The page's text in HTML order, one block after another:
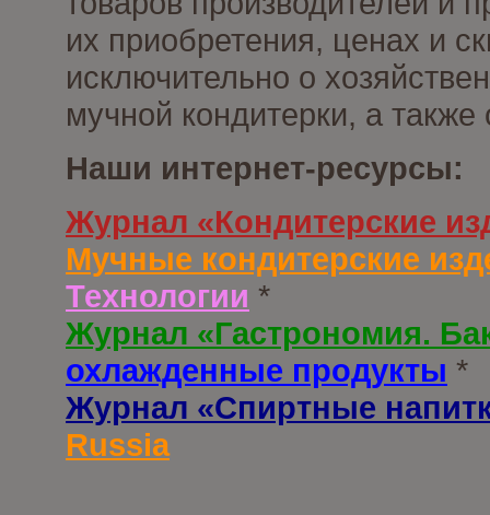
их приобретения, ценах и
исключительно о
мучной кондитерки, а
Наши интернет-ресурсы:
Журнал «Кондитерские
Мучные кондитерские
Технологии *
Журнал «Гастрономия.
охлажденные продукты *
Журнал «Спиртные
Russia